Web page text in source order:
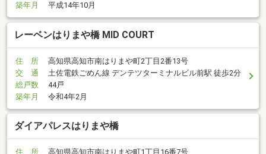
築年月
平成14年10月
レーベンはりまや橋 MID COURT
住 所
高知県高知市南はりまや町2丁目2番13号
交 通
土佐電鉄ごめん線 デンテツターミナルビル前駅 徒歩2分
総戸数
44戸
築年月
令和4年2月
ダイアパレスはりまや橋
住 所
高知県高知市南はりまや町1丁目16番7号